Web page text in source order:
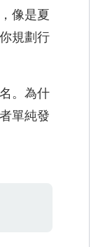
像是夏
規劃行
。為什
單純發